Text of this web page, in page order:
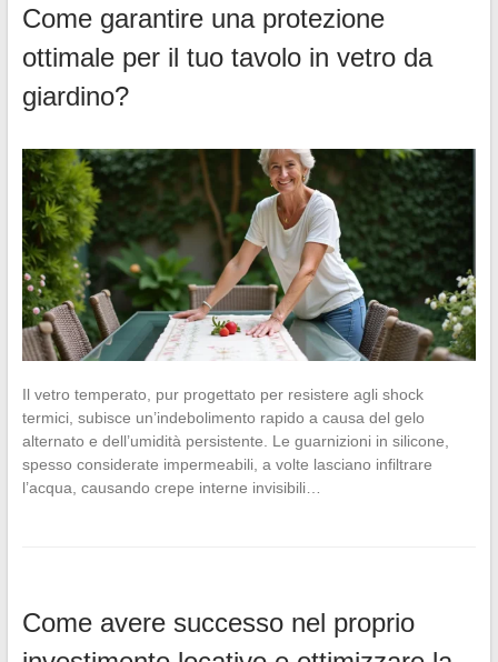
Come garantire una protezione
ottimale per il tuo tavolo in vetro da
giardino?
Il vetro temperato, pur progettato per resistere agli shock
termici, subisce un’indebolimento rapido a causa del gelo
alternato e dell’umidità persistente. Le guarnizioni in silicone,
spesso considerate impermeabili, a volte lasciano infiltrare
l’acqua, causando crepe interne invisibili…
Come avere successo nel proprio